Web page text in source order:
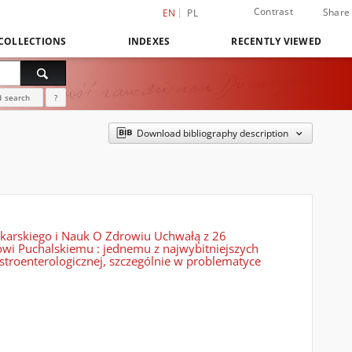
EN PL Contrast Share
INDEXES RECENTLY VIEWED
search ?
Download bibliography description
i Nauk O Zdrowiu Uchwałą z 26
Puchalskiemu : jednemu z najwybitniejszych
szczególnie w problematyce